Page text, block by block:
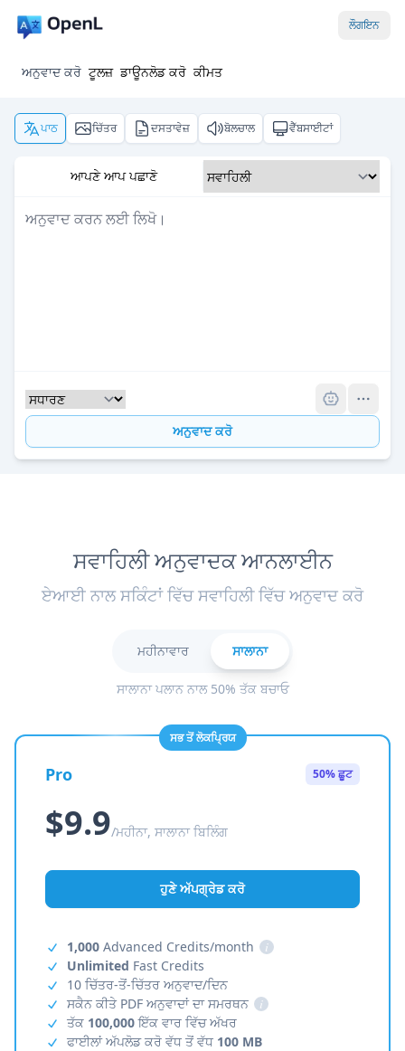
ਲੌਗਇਨ
ਅਨੁਵਾਦ ਕਰੋ ਟੂਲਜ਼ ਡਾਊਨਲੋਡ ਕਰੋ ਕੀਮਤ
ਪਾਠ ਚਿੱਤਰ ਦਸਤਾਵੇਜ਼ ਬੋਲਚਾਲ ਵੈੱਬਸਾਈਟਾਂ
ਆਪਣੇ ਆਪ ਪਛਾਣੋ
ਅਨੁਵਾਦ ਕਰੋ
ਸਵਾਹਿਲੀ ਅਨੁਵਾਦਕ ਆਨਲਾਈਨ
ਏਆਈ ਨਾਲ ਸਕਿੰਟਾਂ ਵਿੱਚ ਸਵਾਹਿਲੀ ਵਿੱਚ ਅਨੁਵਾਦ ਕਰੋ
ਮਹੀਨਾਵਾਰ ਸਾਲਾਨਾ
ਸਾਲਾਨਾ ਪਲਾਨ ਨਾਲ 50% ਤੱਕ ਬਚਾਓ
ਸਭ ਤੋਂ ਲੋਕਪ੍ਰਿਯ
Pro 50% ਛੂਟ
$9.9/ਮਹੀਨਾ, ਸਾਲਾਨਾ ਬਿਲਿੰਗ
ਹੁਣੇ ਅੱਪਗ੍ਰੇਡ ਕਰੋ
1,000 Advanced Credits/month
i
Unlimited Fast Credits
10 ਚਿੱਤਰ-ਤੋਂ-ਚਿੱਤਰ ਅਨੁਵਾਦ/ਦਿਨ
ਸਕੈਨ ਕੀਤੇ PDF ਅਨੁਵਾਦਾਂ ਦਾ ਸਮਰਥਨ
i
ਤੱਕ 100,000ਇੱਕ ਵਾਰ ਵਿੱਚ ਅੱਖਰ
ਫਾਈਲਾਂ ਅੱਪਲੋਡ ਕਰੋ ਵੱਧ ਤੋਂ ਵੱਧ 100 MB